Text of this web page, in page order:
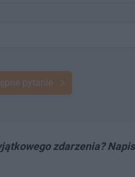
pytanie
zdarzenia?